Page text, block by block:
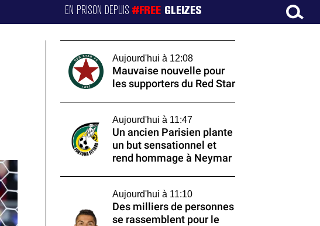
EN PRISON DEPUIS#FREE GLEIZES
Aujourd'hui à 12:08
Mauvaise nouvelle pour
les supporters du Red Star
Aujourd'hui à 11:47
Un ancien Parisien plante
un but sensationnel et
rend hommage à Neymar
Aujourd'hui à 11:10
Des milliers de personnes
se rassemblent pour le